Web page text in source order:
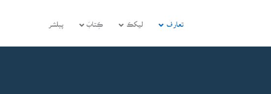
تعارف ليکڪ ڪِتابَ پبلشر